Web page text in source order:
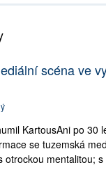
scéna ve
KartousAni po 30
se tuzemská
otrockou mentalitou;